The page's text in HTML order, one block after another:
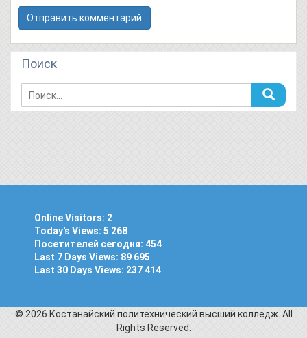
Поиск
Online Visitors: 2
Today's Views: 5 268
Посетителей сегодня: 454
Last 7 Days Views: 89 695
Last 30 Days Views: 237 414
© 2026 Костанайский политехнический высший колледж. All
Rights Reserved.